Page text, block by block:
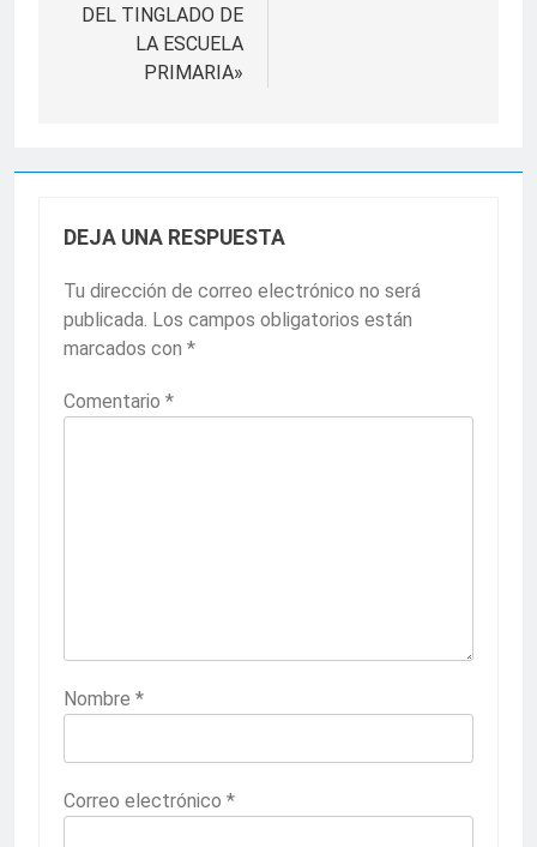
DEL TINGLADO DE
LA ESCUELA
PRIMARIA»
DEJA UNA RESPUESTA
Tu dirección de correo electrónico no será
publicada. Los campos obligatorios están
marcados con *
Comentario *
Nombre *
Correo electrónico *